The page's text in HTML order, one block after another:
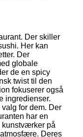
Der skiller
Her kan
Der
globale
de en spicy
twist til den
fokuserer også
ingredienser.
for dem. Der
har en
kunstværker på
Deres